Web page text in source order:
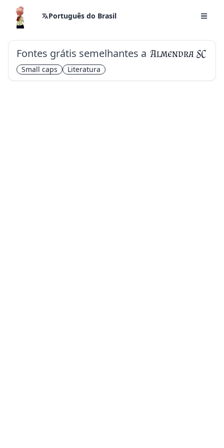
Português do Brasil
Fontes grátis semelhantes a Almendra SC
Small caps Literatura